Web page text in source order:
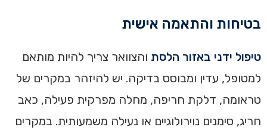
בטיחות והתאמה אישית
טיפול ידני באזור הלסת והצוואר צריך להיות מותאם
למטופל, עדין ומבוסס בדיקה. יש להיזהר במקרים של
טראומה, דלקת חריפה, מחלה מפרקית פעילה, כאב
חריג, סימנים נוירולוגיים או נעילה משמעותית. במקרים